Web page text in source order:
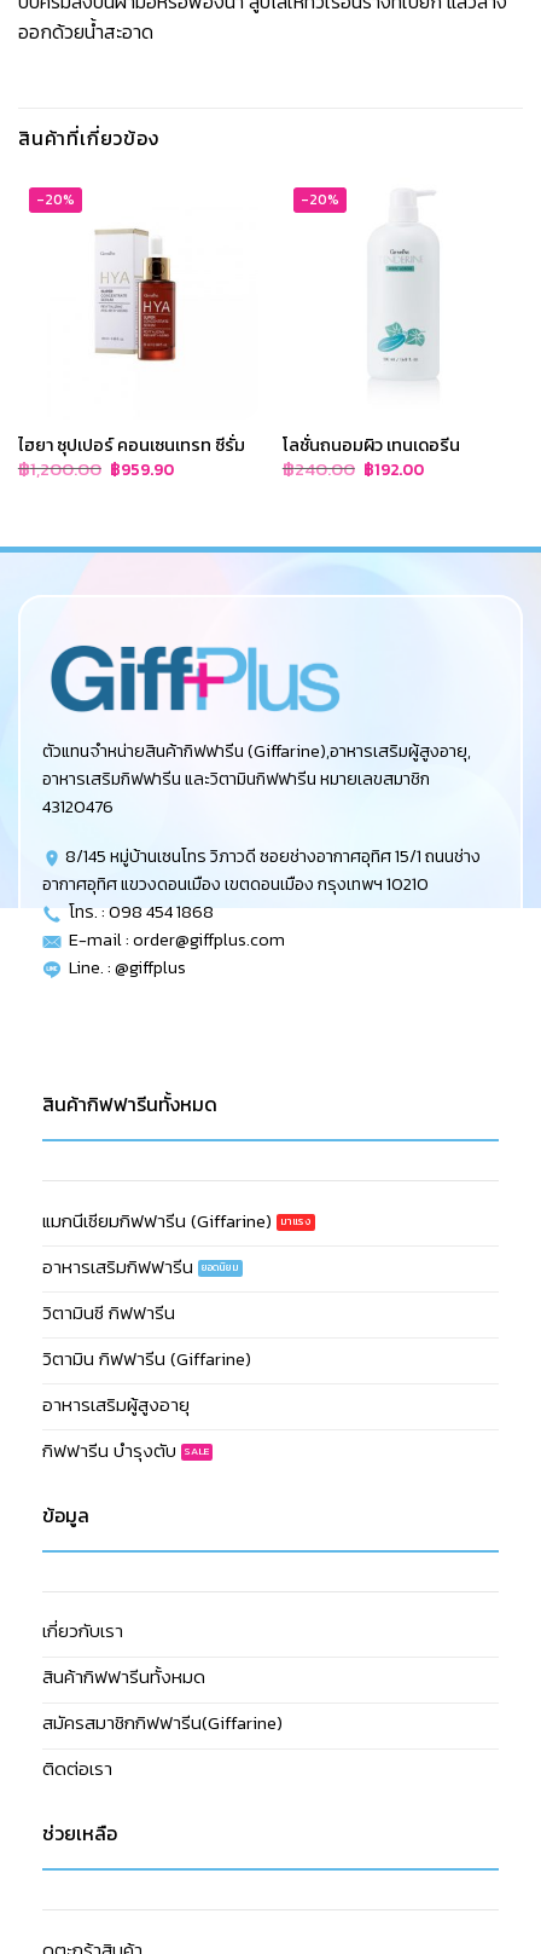
ออกด้วยน้ำสะอาด
สินค้าที่เกี่ยวข้อง
-20%
ไฮยา ซุปเปอร์ คอนเซนเทรท ซีรั่ม
฿1,200.00 Original
price
฿959.90Current
price
-20%
โลชั่นถนอมผิว เทนเดอรีน
฿240.00 Original
price
฿192.00Current
price
ตัวแทนจำหน่ายสินค้ากิฟฟารีน (Giffarine),อาหารเสริมผู้สูงอายุ,
อาหารเสริมกิฟฟารีน และวิตามินกิฟฟารีน หมายเลขสมาชิก
43120476
8/145 หมู่บ้านเซนโทร วิภาวดี ซอยช่างอากาศอุทิศ 15/1 ถนนช่าง
อากาศอุทิศ แขวงดอนเมือง เขตดอนเมือง กรุงเทพฯ 10210
โทร. : 098 454 1868
E-mail :order@giffplus.com
Line. : @giffplus
สินค้ากิฟฟารีนทั้งหมด
แมกนีเซียมกิฟฟารีน (Giffarine)
อาหารเสริมกิฟฟารีน
วิตามินซี กิฟฟารีน
วิตามิน กิฟฟารีน (Giffarine)
อาหารเสริมผู้สูงอายุ
กิฟฟารีน บำรุงตับ
ข้อมูล
เกี่ยวกับเรา
สินค้ากิฟฟารีนทั้งหมด
สมัครสมาชิกกิฟฟารีน(Giffarine)
ติดต่อเรา
ช่วยเหลือ